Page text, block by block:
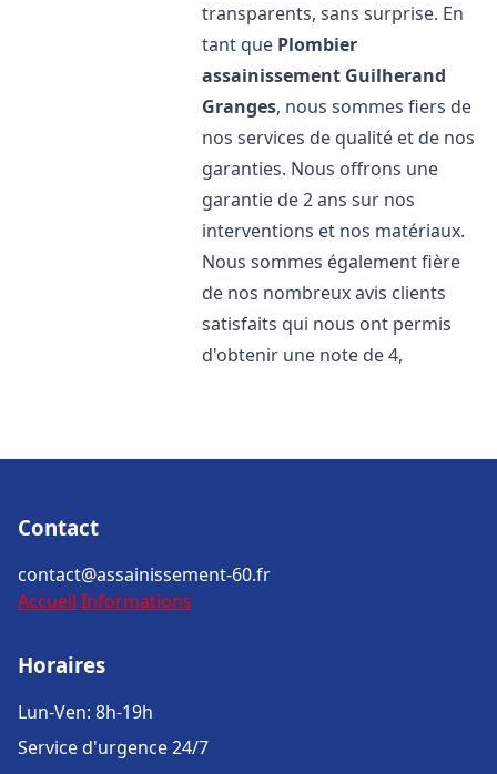
transparents, sans surprise. En
tant que Plombier
assainissement Guilherand
Granges, nous sommes fiers de
nos services de qualité et de nos
garanties. Nous offrons une
garantie de 2 ans sur nos
interventions et nos matériaux.
Nous sommes également fière
de nos nombreux avis clients
satisfaits qui nous ont permis
d'obtenir une note de 4,
Contact
contact@assainissement-60.fr
Accueil Informations
Horaires
Lun-Ven: 8h-19h
Service d'urgence 24/7